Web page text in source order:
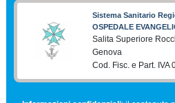
Sistema Sanitario
OSPEDALE
Salita Superiore
Genova
Cod. Fisc. e Part. IVA